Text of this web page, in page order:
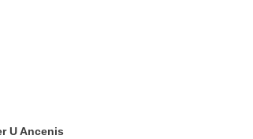
U Ancenis